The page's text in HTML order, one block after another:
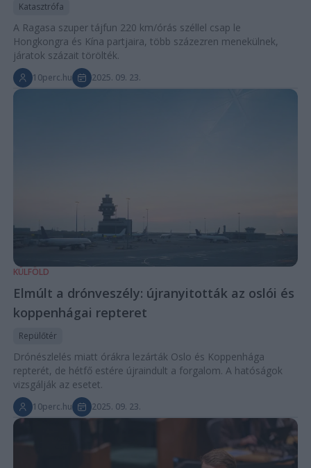
Katasztrófa
A Ragasa szuper tájfun 220 km/órás széllel csap le
Hongkongra és Kína partjaira, több százezren menekülnek,
járatok százait törölték.
10perc.hu 2025. 09. 23.
KÜLFÖLD
Elmúlt a drónveszély: újranyitották az oslói és
koppenhágai repteret
Repülőtér
Drónészlelés miatt órákra lezárták Oslo és Koppenhága
repterét, de hétfő estére újraindult a forgalom. A hatóságok
vizsgálják az esetet.
10perc.hu 2025. 09. 23.